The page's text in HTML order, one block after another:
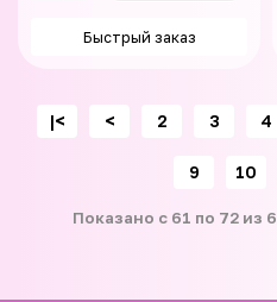
Быстрый заказ
|< < 2 3 4
9 10
Показано с 61 по 72 из